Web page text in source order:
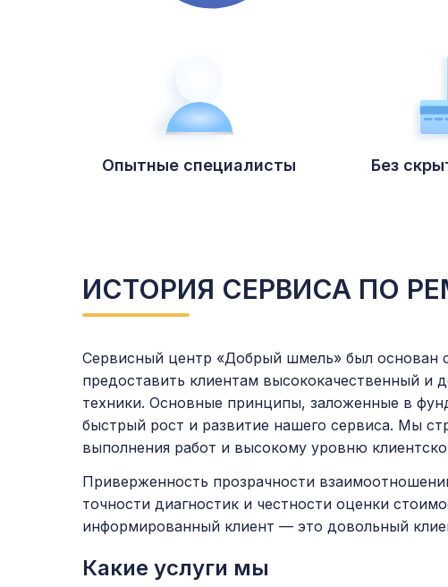
Опытные специалисты Без
ИСТОРИЯ СЕРВИСА ПО
Сервисный центр «Добрый шмель» был основан
предоставить клиентам высококачественный и
техники. Основные принципы, заложенные в
быстрый рост и развитие нашего сервиса. Мы
выполнения работ и высокому уровню
Приверженность прозрачности
точности диагностик и честности оценки
информированный клиент — это довольный
Какие услуги мы